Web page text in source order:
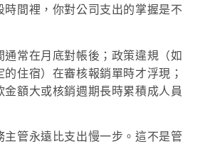
時間裡，你對公司支出的掌握是不
通常在月底對帳後；政策違規（如
住宿）在審核報銷單時才浮現；
金額大或核銷週期長時累積成人員
主管永遠比支出慢一步。這不是管